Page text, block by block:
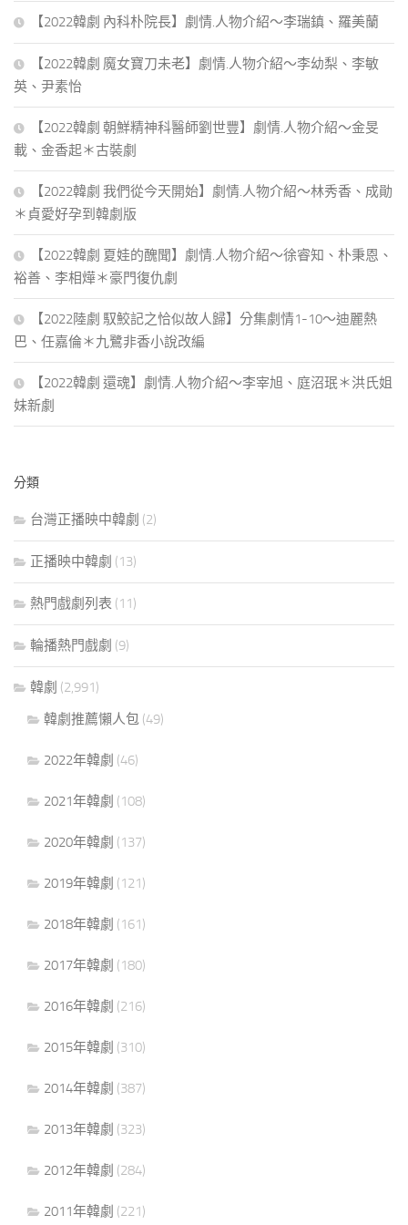
【2022韓劇 內科朴院長】劇情.人物介紹～李瑞鎮、羅美蘭
【2022韓劇 魔女寶刀未老】劇情.人物介紹～李幼梨、李敏
英、尹素怡
【2022韓劇 朝鮮精神科醫師劉世豐】劇情.人物介紹～金旻
載、金香起＊古裝劇
【2022韓劇 我們從今天開始】劇情.人物介紹～林秀香、成勛
＊貞愛好孕到韓劇版
【2022韓劇 夏娃的醜聞】劇情.人物介紹～徐睿知、朴秉恩、
裕善、李相燁＊豪門復仇劇
【2022陸劇 馭鮫記之恰似故人歸】分集劇情1-10～迪麗熱
巴、任嘉倫＊九鷺非香小說改編
【2022韓劇 還魂】劇情.人物介紹～李宰旭、庭沼珉＊洪氏姐
妹新劇
分類
台灣正播映中韓劇 (2)
正播映中韓劇 (13)
熱門戲劇列表 (11)
輪播熱門戲劇 (9)
韓劇 (2,991)
韓劇推薦懶人包 (49)
2022年韓劇 (46)
2021年韓劇 (108)
2020年韓劇 (137)
2019年韓劇 (121)
2018年韓劇 (161)
2017年韓劇 (180)
2016年韓劇 (216)
2015年韓劇 (310)
2014年韓劇 (387)
2013年韓劇 (323)
2012年韓劇 (284)
2011年韓劇 (221)